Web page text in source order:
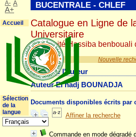
Nouvelle
Détail de l'auteur
Auteur El hadj BOUNADJA
Documents disponibles écrits par
Affiner la recherche
Commande en mode dégradé
BUCENTRALE - CHLEF
Catalogue en Ligne de
Universitaire
Université Hassiba benbouali
A- A
A+
Accueil
Sélection
de la
langue